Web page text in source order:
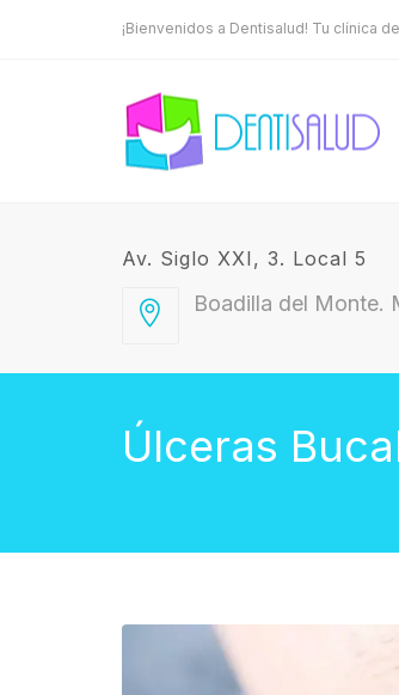
¡Bienvenidos a Dentisalud! Tu clínica
Av. Siglo XXI, 3. Local 5
Boadilla del Monte.
Úlceras